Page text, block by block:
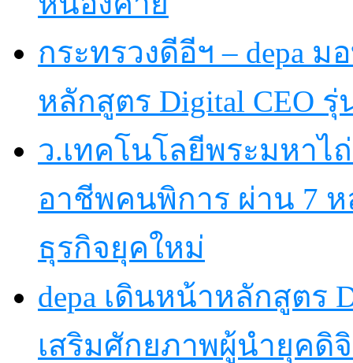
กระทรวงดีอีฯ – depa
หลักสูตร Digital CEO รุ่
ว.เทคโนโลยีพระมหาไ
อาชีพคนพิการ ผ่าน 7
ธุรกิจยุคใหม่
depa เดินหน้าหลักสูตร
เสริมศักยภาพผู้นำยุคดิ